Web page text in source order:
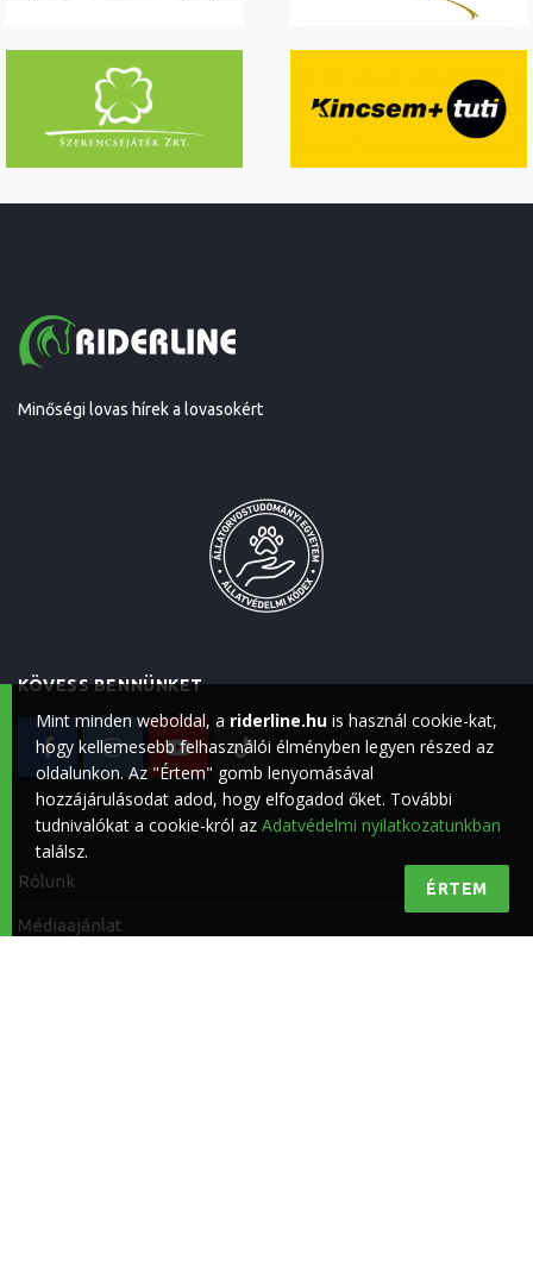
Minőségi lovas hírek a lovasokért
KÖVESS BENNÜNKET
Rólunk
Médiaajánlat
Mint minden weboldal, a riderline.hu is használ cookie-kat,
hogy kellemesebb felhasználói élményben legyen részed az
oldalunkon. Az "Értem" gomb lenyomásával
hozzájárulásodat adod, hogy elfogadod őket. További
tudnivalókat a cookie-król az Adatvédelmi nyilatkozatunkban
találsz.
ÉRTEM